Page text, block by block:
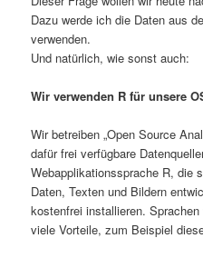
Dazu werde ich die Daten aus
verwenden.
Und natürlich, wie sonst auch:
Wir verwenden R für unsere
Wir betreiben „Open Source
dafür frei verfügbare
Webapplikationssprache R, die
Daten, Texten und Bildern
kostenfrei installieren.
viele Vorteile, zum Beispiel